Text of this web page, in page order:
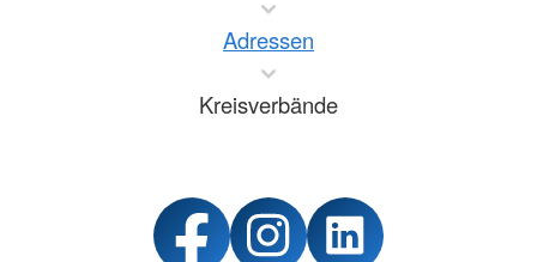
Adressen
Kreisverbände